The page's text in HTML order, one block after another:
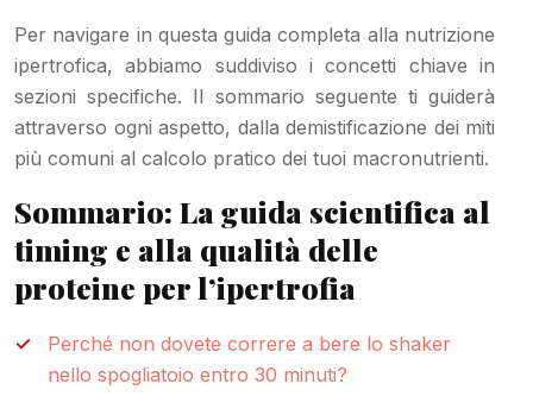
Per navigare in questa guida completa alla nutrizione
ipertrofica, abbiamo suddiviso i concetti chiave in
sezioni specifiche. Il sommario seguente ti guiderà
attraverso ogni aspetto, dalla demistificazione dei miti
più comuni al calcolo pratico dei tuoi macronutrienti.
Sommario: La guida scientifica al
timing e alla qualità delle
proteine per l’ipertrofia
Perché non dovete correre a bere lo shaker
nello spogliatoio entro 30 minuti?